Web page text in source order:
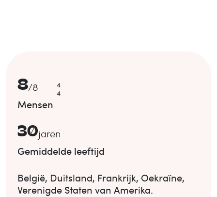
8/8
4
4
Mensen
30jaren
Gemiddelde leeftijd
België, Duitsland, Frankrijk, Oekraïne,
Verenigde Staten van Amerika.